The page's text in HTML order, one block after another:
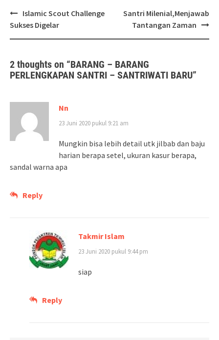
Post
navigation
Islamic Scout Challenge
Sukses Digelar
Santri Milenial,Menjawab
Tantangan Zaman
2 thoughts on “BARANG – BARANG
PERLENGKAPAN SANTRI – SANTRIWATI BARU”
Nn
23 Juni 2020 pukul 9:21 am
Mungkin bisa lebih detail utk jilbab dan baju
harian berapa setel, ukuran kasur berapa,
sandal warna apa
Reply
Takmir Islam
23 Juni 2020 pukul 9:44 pm
siap
Reply